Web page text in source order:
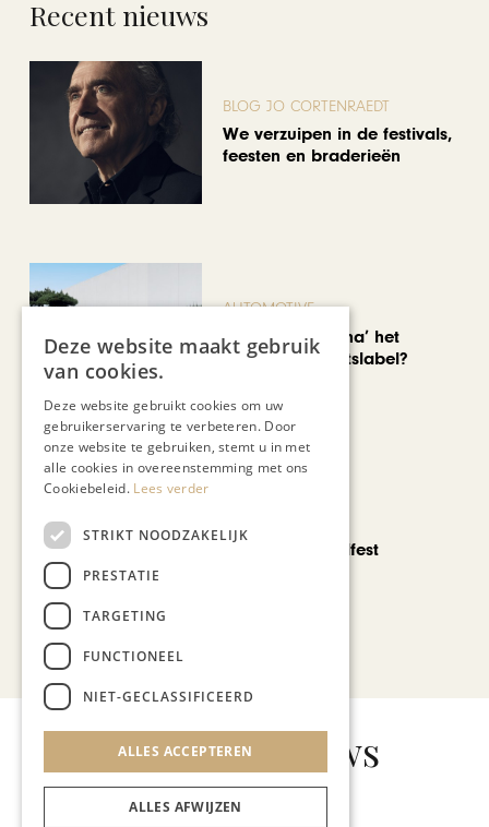
Recent nieuws
BLOG JO CORTENRAEDT
We verzuipen in de festivals,
feesten en braderieën
AUTOMOTIVE
Is ‘Made in China’ het
nieuwe kwaliteitslabel?
Noorbeek Foodfest
Bekijk alle artikelen
Gerelateerd nieuws
Deze website maakt gebruik
van cookies.
Deze website gebruikt cookies om uw
gebruikerservaring te verbeteren. Door
onze website te gebruiken, stemt u in met
alle cookies in overeenstemming met ons
Cookiebeleid. Lees verder
STRIKT NOODZAKELIJK
PRESTATIE
TARGETING
FUNCTIONEEL
NIET-GECLASSIFICEERD
ALLES ACCEPTEREN
ALLES AFWIJZEN